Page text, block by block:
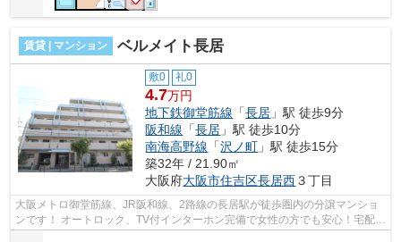
賃貸 | マンション ベルメイト長居
敷0 礼0
4.7万円
地下鉄御堂筋線 「長居 」駅 徒歩9分
阪和線 「長居 」駅 徒歩10分
南海高野線 「沢ノ町 」駅 徒歩15分
築32年 / 21.90㎡
大阪府大阪市住吉区長居西３丁目
大阪メトロ御堂筋線、JR阪和線、2路線の長居駅が徒歩圏内の分譲マンショ
ンです！ オートロック、TV付インターホン完備で女性の方でも安心！宅配
BOXや1口IHコンロなど嬉しい設備が充実...